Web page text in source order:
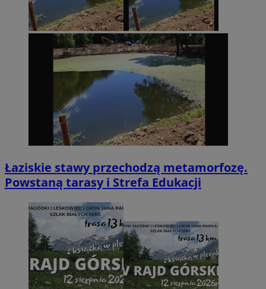
Łaziskie stawy przechodzą metamorfozę.
Powstaną tarasy i Strefa Edukacji